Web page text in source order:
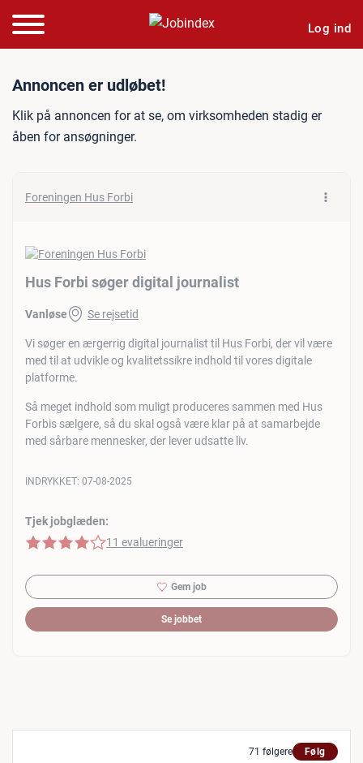
Log ind
Jobannonce: Hus Forbi
Annoncen er udløbet!
Klik på annoncen for at se, om virksomheden stadig er
åben for ansøgninger.
Foreningen Hus Forbi
Hus Forbi søger digital journalist
Vanløse Se rejsetid
Vi søger en ærgerrig digital journalist til Hus Forbi, der vil være
med til at udvikle og kvalitetssikre indhold til vores digitale
platforme.
Så meget indhold som muligt produceres sammen med Hus
Forbis sælgere, så du skal også være klar på at samarbejde
med sårbare mennesker, der lever udsatte liv.
Tjek jobglæden:
4 af 5 stjerner
11 evalueringer
INDRYKKET: 07-08-2025
Gem job
Se jobbet
71 følgere Følg